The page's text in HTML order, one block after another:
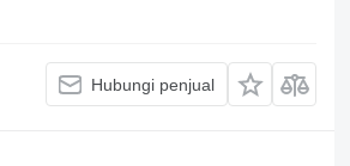
Hubungi penjual